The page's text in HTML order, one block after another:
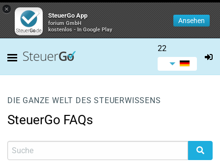
×
SteuerGo App
forium GmbH
kostenlos - In Google Play
Ansehen
22
DIE GANZE WELT DES STEUERWISSENS
SteuerGo FAQs